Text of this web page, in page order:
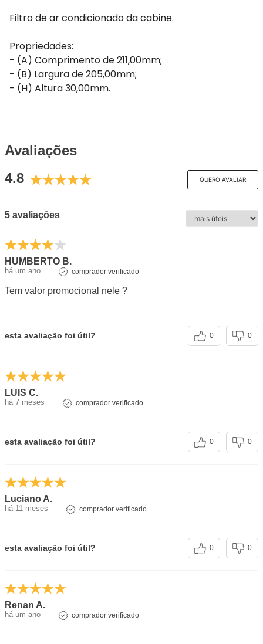
Filtro de ar condicionado da cabine.
Propriedades:
- (A) Comprimento de 211,00mm;
- (B) Largura de 205,00mm;
- (H) Altura 30,00mm.
Avaliações
4.8
QUERO AVALIAR
5 avaliações
HUMBERTO B.
há um ano comprador verificado
Tem valor promocional nele ?
esta avaliação foi útil? 0 0
LUIS C.
há 7 meses comprador verificado
esta avaliação foi útil? 0 0
Luciano A.
há 11 meses comprador verificado
esta avaliação foi útil? 0 0
Renan A.
há um ano comprador verificado